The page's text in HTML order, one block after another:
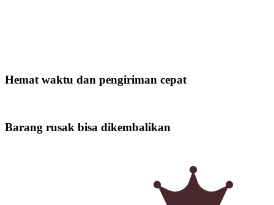
Hemat waktu dan pengiriman cepat
Barang rusak bisa dikembalikan